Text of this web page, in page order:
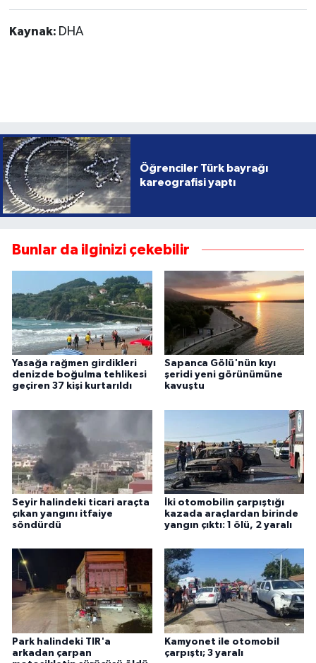
Kaynak: DHA
Öğrenciler Türk bayrağı
kareografisi yaptı
Bunlar da ilginizi çekebilir
Yasağa rağmen girdikleri
denizde boğulma tehlikesi
geçiren 37 kişi kurtarıldı
Sapanca Gölü'nün kıyı
şeridi yeni görünümüne
kavuştu
Seyir halindeki ticari araçta
çıkan yangını itfaiye
söndürdü
İki otomobilin çarpıştığı
kazada araçlardan birinde
yangın çıktı: 1 ölü, 2 yaralı
Park halindeki TIR'a
arkadan çarpan
Kamyonet ile otomobil
çarpıştı; 3 yaralı